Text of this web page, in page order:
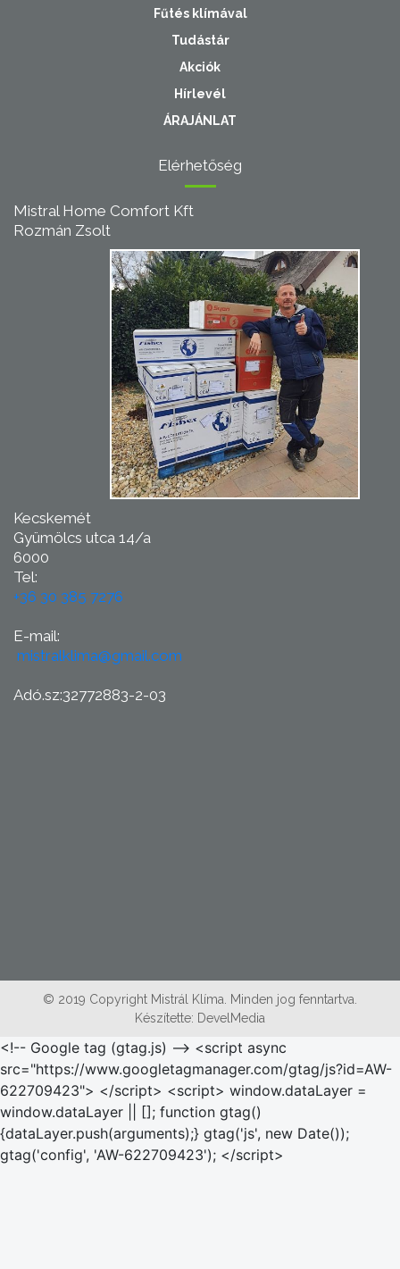
Fűtés klímával
Tudástár
Akciók
Hírlevél
ÁRAJÁNLAT
Elérhetőség
Mistral Home Comfort Kft
Rozmán Zsolt
Kecskemét
Gyümölcs utca 14/a
6000
Tel:
+36 30 385 7276
E-mail:
mistralklima@gmail.com
Adó.sz:32772883-2-03
© 2019 Copyright Mistrál Klíma. Minden jog fenntartva.
Készítette: DevelMedia
<!-- Google tag (gtag.js) --> <script async
src="https://www.googletagmanager.com/gtag/js?id=AW-
622709423"> </script> <script> window.dataLayer =
window.dataLayer || []; function gtag()
{dataLayer.push(arguments);} gtag('js', new Date());
gtag('config', 'AW-622709423'); </script>